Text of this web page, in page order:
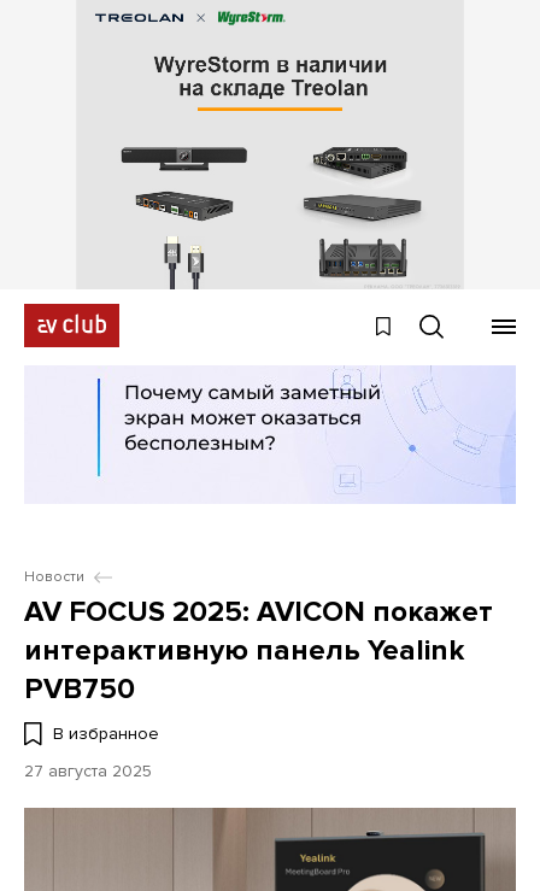
Новости
AV FOCUS 2025: AVICON покажет
интерактивную панель Yealink
PVB750
В избранное
27 августа 2025